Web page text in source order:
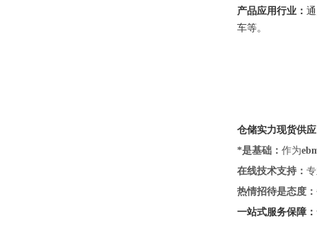
产品应用行业：
车等。
仓储实力现货供
*是基础： 作为
在线技术支持：
热情招待是态度：
一站式服务保障：